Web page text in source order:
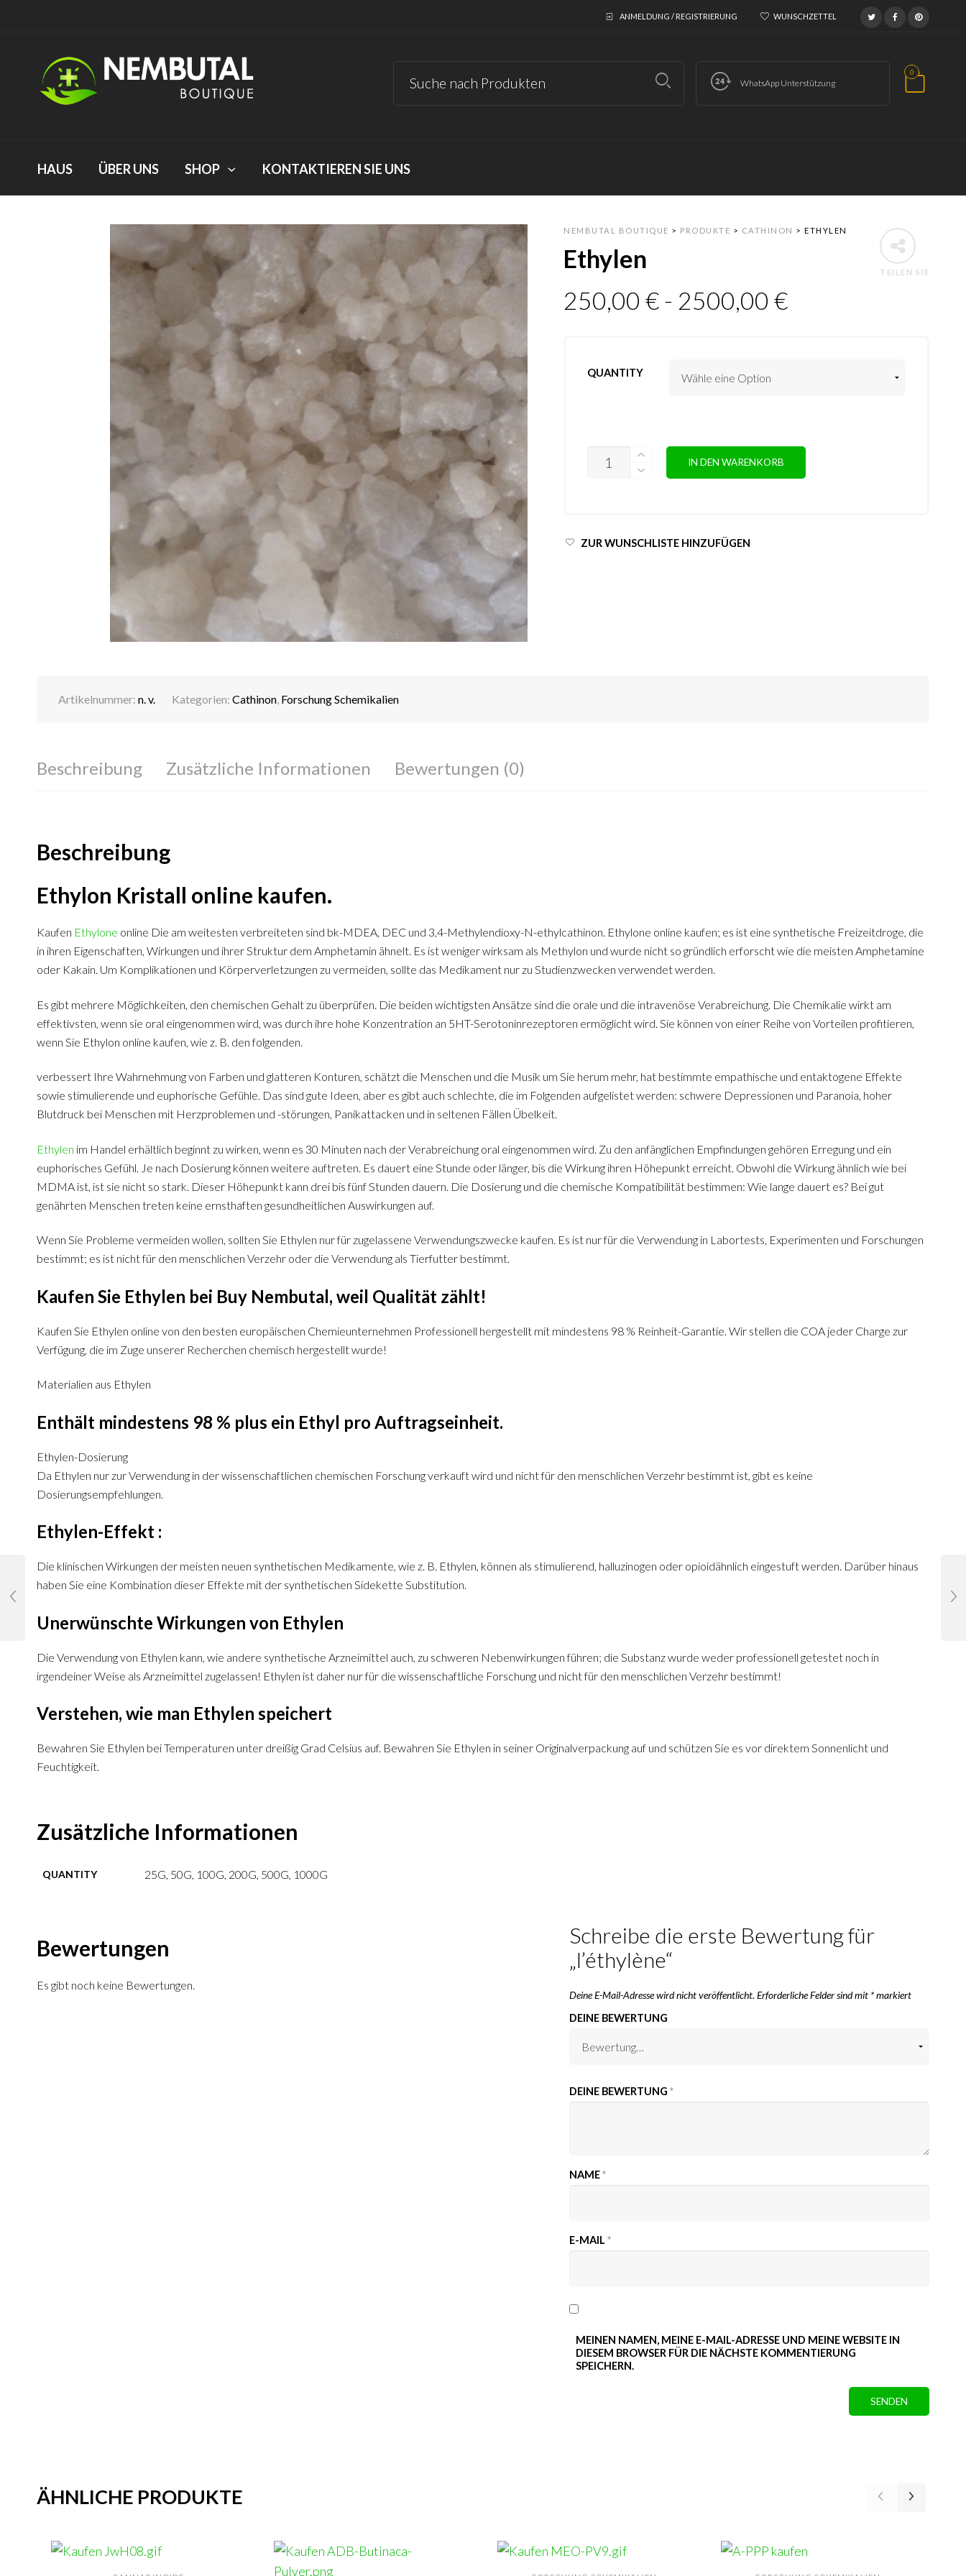
ANMELDUNG / REGISTRIERUNG WUNSCHZETTEL
WhatsApp Unterstützung
0
HAUS ÜBER UNS SHOP KONTAKTIEREN SIE UNS
TEILEN SIE
NEMBUTAL BOUTIQUE > PRODUKTE > CATHINON >ETHYLEN
Ethylen
250,00€ - 2500,00€
QUANTITY
IN DEN WARENKORB
ZUR WUNSCHLISTE HINZUFÜGEN
Artikelnummer: n. v. Kategorien: Cathinon, Forschung Schemikalien
Beschreibung Zusätzliche Informationen Bewertungen (0)
Beschreibung
Ethylon Kristall online kaufen.
Kaufen Ethylone online Die am weitesten verbreiteten sind bk-MDEA, DEC und 3,4-Methylendioxy-N-ethylcathinon. Ethylone online kaufen; es ist eine synthetische Freizeitdroge, die
in ihren Eigenschaften, Wirkungen und ihrer Struktur dem Amphetamin ähnelt. Es ist weniger wirksam als Methylon und wurde nicht so gründlich erforscht wie die meisten Amphetamine
oder Kakain. Um Komplikationen und Körperverletzungen zu vermeiden, sollte das Medikament nur zu Studienzwecken verwendet werden.
Es gibt mehrere Möglichkeiten, den chemischen Gehalt zu überprüfen. Die beiden wichtigsten Ansätze sind die orale und die intravenöse Verabreichung. Die Chemikalie wirkt am
effektivsten, wenn sie oral eingenommen wird, was durch ihre hohe Konzentration an 5HT-Serotoninrezeptoren ermöglicht wird. Sie können von einer Reihe von Vorteilen profitieren,
wenn Sie Ethylon online kaufen, wie z. B. den folgenden.
verbessert Ihre Wahrnehmung von Farben und glatteren Konturen, schätzt die Menschen und die Musik um Sie herum mehr, hat bestimmte empathische und entaktogene Effekte
sowie stimulierende und euphorische Gefühle. Das sind gute Ideen, aber es gibt auch schlechte, die im Folgenden aufgelistet werden: schwere Depressionen und Paranoia, hoher
Blutdruck bei Menschen mit Herzproblemen und -störungen, Panikattacken und in seltenen Fällen Übelkeit.
Ethylen im Handel erhältlich beginnt zu wirken, wenn es 30 Minuten nach der Verabreichung oral eingenommen wird. Zu den anfänglichen Empfindungen gehören Erregung und ein
euphorisches Gefühl. Je nach Dosierung können weitere auftreten. Es dauert eine Stunde oder länger, bis die Wirkung ihren Höhepunkt erreicht. Obwohl die Wirkung ähnlich wie bei
MDMA ist, ist sie nicht so stark. Dieser Höhepunkt kann drei bis fünf Stunden dauern. Die Dosierung und die chemische Kompatibilität bestimmen: Wie lange dauert es? Bei gut
genährten Menschen treten keine ernsthaften gesundheitlichen Auswirkungen auf.
Wenn Sie Probleme vermeiden wollen, sollten Sie Ethylen nur für zugelassene Verwendungszwecke kaufen. Es ist nur für die Verwendung in Labortests, Experimenten und Forschungen
bestimmt; es ist nicht für den menschlichen Verzehr oder die Verwendung als Tierfutter bestimmt.
Kaufen Sie Ethylen bei Buy Nembutal, weil Qualität zählt!
Kaufen Sie Ethylen online von den besten europäischen Chemieunternehmen Professionell hergestellt mit mindestens 98 % Reinheit-Garantie. Wir stellen die COA jeder Charge zur
Verfügung, die im Zuge unserer Recherchen chemisch hergestellt wurde!
Materialien aus Ethylen
Enthält mindestens 98 % plus ein Ethyl pro Auftragseinheit.
Ethylen-Dosierung
Da Ethylen nur zur Verwendung in der wissenschaftlichen chemischen Forschung verkauft wird und nicht für den menschlichen Verzehr bestimmt ist, gibt es keine
Dosierungsempfehlungen.
Ethylen-Effekt :
Die klinischen Wirkungen der meisten neuen synthetischen Medikamente, wie z. B. Ethylen, können als stimulierend, halluzinogen oder opioidähnlich eingestuft werden. Darüber hinaus
haben Sie eine Kombination dieser Effekte mit der synthetischen Sidekette Substitution.
Unerwünschte Wirkungen von Ethylen
Die Verwendung von Ethylen kann, wie andere synthetische Arzneimittel auch, zu schweren Nebenwirkungen führen; die Substanz wurde weder professionell getestet noch in
irgendeiner Weise als Arzneimittel zugelassen! Ethylen ist daher nur für die wissenschaftliche Forschung und nicht für den menschlichen Verzehr bestimmt!
Verstehen, wie man Ethylen speichert
Bewahren Sie Ethylen bei Temperaturen unter dreißig Grad Celsius auf. Bewahren Sie Ethylen in seiner Originalverpackung auf und schützen Sie es vor direktem Sonnenlicht und
Feuchtigkeit.
Zusätzliche Informationen
QUANTITY 25G, 50G, 100G, 200G, 500G, 1000G
Bewertungen
Es gibt noch keine Bewertungen.
Schreibe die erste Bewertung für
„l’éthylène“
Deine E-Mail-Adresse wird nicht veröffentlicht. Erforderliche Felder sind mit *markiert
DEINE BEWERTUNG
DEINE BEWERTUNG*
NAME*
E-MAIL*
MEINEN NAMEN, MEINE E-MAIL-ADRESSE UND MEINE WEBSITE IN
DIESEM BROWSER FÜR DIE NÄCHSTE KOMMENTIERUNG
SPEICHERN.
ÄHNLICHE PRODUKTE